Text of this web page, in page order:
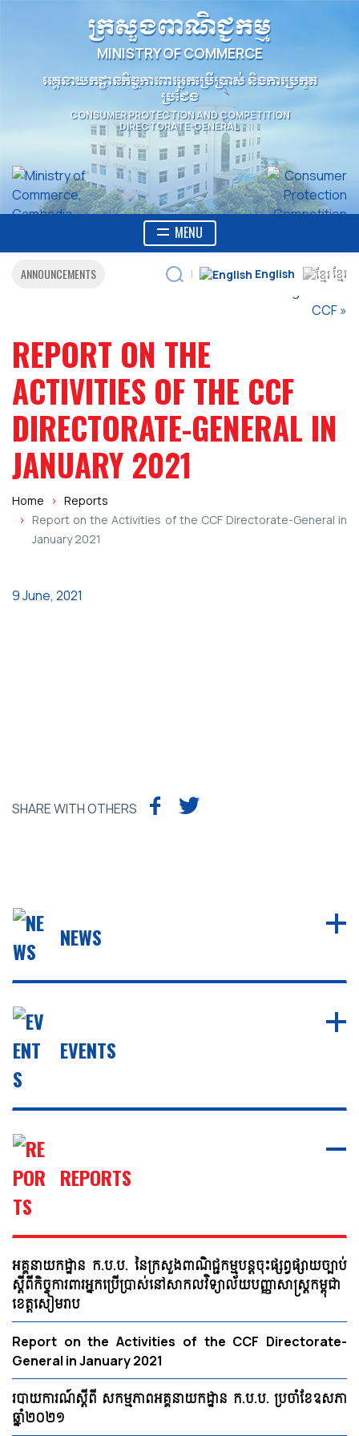
ក្រសួងពាណិជ្ជកម្ម
MINISTRY OF COMMERCE
អគ្គនាយកដ្ឋានកិច្ចការពារអ្នកប្រើប្រាស់ និងការប្រកួត
ប្រជែង
CONSUMER PROTECTION AND COMPETITION
DIRECTORATE-GENERAL
MENU
ANNOUNCEMENTS | English ខ្មែរ
Name
REPORT ON THE
ACTIVITIES OF THE CCF
DIRECTORATE-GENERAL IN
JANUARY 2021
Home
Reports
Report on the Activities of the CCF Directorate-General in
January 2021
9 June, 2021
SHARE WITH OTHERS
NEWS
EVENTS
REPORTS
អគ្គនាយកដ្ឋាន ក.ប.ប. នៃក្រសួងពាណិជ្ជកម្មបន្តចុះផ្សព្វផ្សាយច្បាប់
ស្ដីពីកិច្ចការពារអ្នកប្រើប្រាស់នៅសាកលវិទ្យាល័យបញ្ញាសាស្ត្រកម្ពុជា
ខេត្តសៀមរាប
Report on the Activities of the CCF Directorate-
General in January 2021
របាយការណ៍ស្ដីពី សកម្មភាពអគ្គនាយកដ្ឋាន ក.ប.ប. ប្រចាំខែឧសភា
ឆ្នាំ២០២១